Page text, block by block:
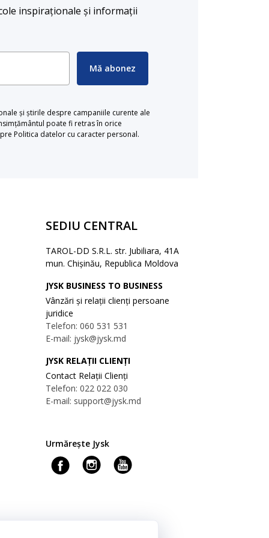
inspiraționale și informații
Mă abonez
și știrile despre campaniile curente ale
poate fi retras în orice
Politica datelor cu caracter personal.
SEDIU CENTRAL
TAROL-DD S.R.L. str. Jubiliara, 41A
mun. Chișinău, Republica Moldova
JYSK BUSINESS TO BUSINESS
Vânzări și relații clienți persoane
juridice
Telefon: 060 531 531
E-mail: jysk@jysk.md
JYSK RELAȚII CLIENȚI
Contact Relații Clienți
Telefon: 022 022 030
E-mail: support@jysk.md
Urmărește Jysk